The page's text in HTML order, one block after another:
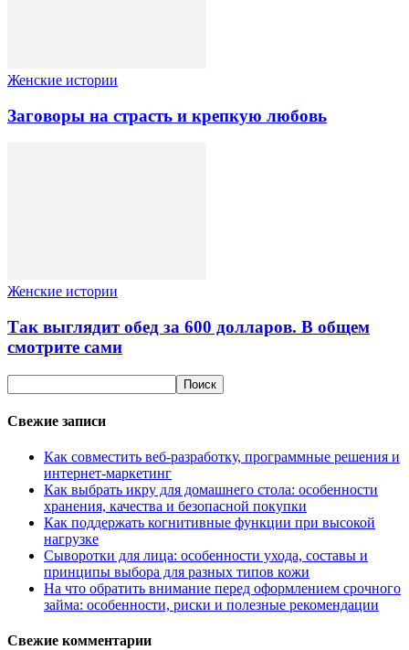
Женские истории
Заговоры на страсть и крепкую любовь
Женские истории
Так выглядит обед за 600 долларов. В общем
смотрите сами
Свежие записи
Как совместить веб-разработку, программные решения и
интернет-маркетинг
Как выбрать икру для домашнего стола: особенности
хранения, качества и безопасной покупки
Как поддержать когнитивные функции при высокой
нагрузке
Сыворотки для лица: особенности ухода, составы и
принципы выбора для разных типов кожи
На что обратить внимание перед оформлением срочного
займа: особенности, риски и полезные рекомендации
Свежие комментарии